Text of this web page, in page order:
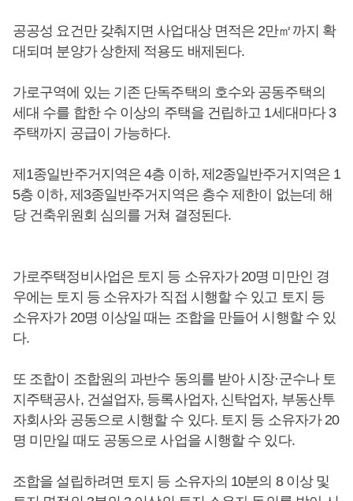
공공성 요건만 갖춰지면 사업대상 면적은 2만㎡까지 확
대되며 분양가 상한제 적용도 배제된다.
가로구역에 있는 기존 단독주택의 호수와 공동주택의
세대 수를 합한 수 이상의 주택을 건립하고 1세대마다 3
주택까지 공급이 가능하다.
제1종일반주거지역은 4층 이하, 제2종일반주거지역은 1
5층 이하, 제3종일반주거지역은 층수 제한이 없는데 해
당 건축위원회 심의를 거쳐 결정된다.
가로주택정비사업은 토지 등 소유자가 20명 미만인 경
우에는 토지 등 소유자가 직접 시행할 수 있고 토지 등
소유자가 20명 이상일 때는 조합을 만들어 시행할 수 있
다.
또 조합이 조합원의 과반수 동의를 받아 시장·군수나 토
지주택공사, 건설업자, 등록사업자, 신탁업자, 부동산투
자회사와 공동으로 시행할 수 있다. 토지 등 소유자가 20
명 미만일 때도 공동으로 사업을 시행할 수 있다.
조합을 설립하려면 토지 등 소유자의 10분의 8 이상 및